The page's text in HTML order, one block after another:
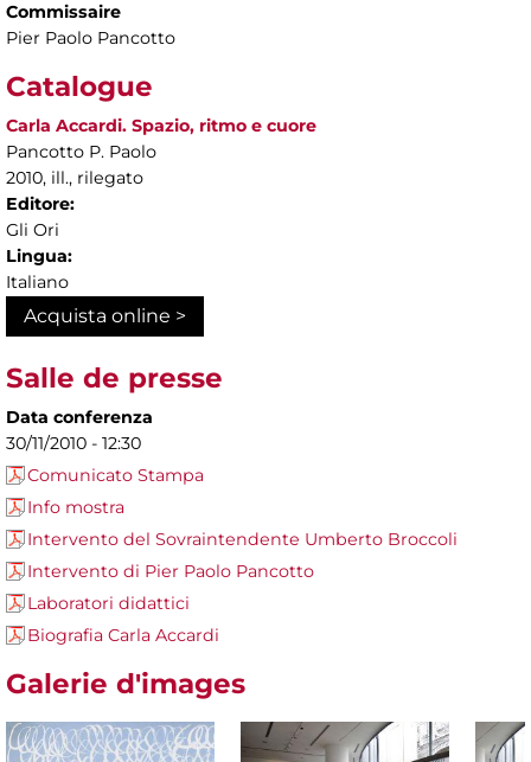
Commissaire
Pier Paolo Pancotto
Catalogue
Carla Accardi. Spazio, ritmo e cuore
Pancotto P. Paolo
2010, ill., rilegato
Editore:
Gli Ori
Lingua:
Italiano
Acquista online >
Salle de presse
Data conferenza
30/11/2010 - 12:30
Comunicato Stampa
Info mostra
Intervento del Sovraintendente Umberto Broccoli
Intervento di Pier Paolo Pancotto
Laboratori didattici
Biografia Carla Accardi
Galerie d'images